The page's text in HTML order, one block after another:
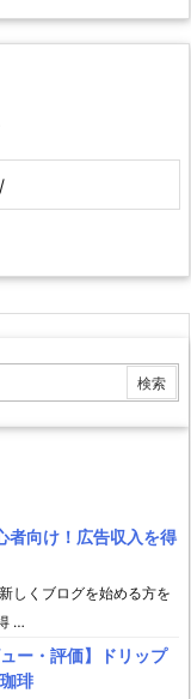
者向け！広告収入を得
しくブログを始める方を
…
ュー・評価】ドリップ
琲